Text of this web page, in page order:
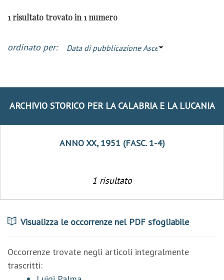
1 risultato trovato in 1 numero
ordinato per: Data di pubblicazione Ascendente
ARCHIVIO STORICO PER LA CALABRIA E LA LUCANIA
ANNO XX, 1951 (FASC. 1-4)
1 risultato
Visualizza le occorrenze nel PDF sfogliabile
Occorrenze trovate negli articoli integralmente
trascritti: